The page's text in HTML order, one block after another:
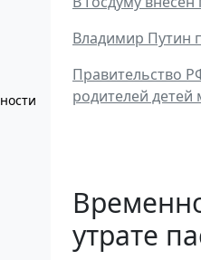
Владимир Путин
Правительство
родителей детей
утрате